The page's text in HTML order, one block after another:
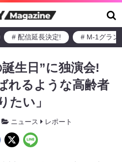
# 配信延長決定! # M-1グラン
生日”に独演会!
れるような高齢者
たい」
ニュース レポート